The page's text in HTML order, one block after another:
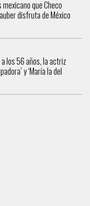
que Checo
disfruta de México
los 56 años, la actriz
y ‘María la del